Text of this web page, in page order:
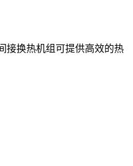
接换热机组可提供高效的热